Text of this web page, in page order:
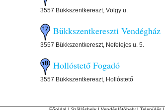
3557 Bükkszentkereszt, Völgy u.
Bükkszentkereszti Vendégház
3557 Bükkszentkereszt, Nefelejcs u. 5.
Hollóstető Fogadó
3557 Bükkszentkereszt, Hollóstető